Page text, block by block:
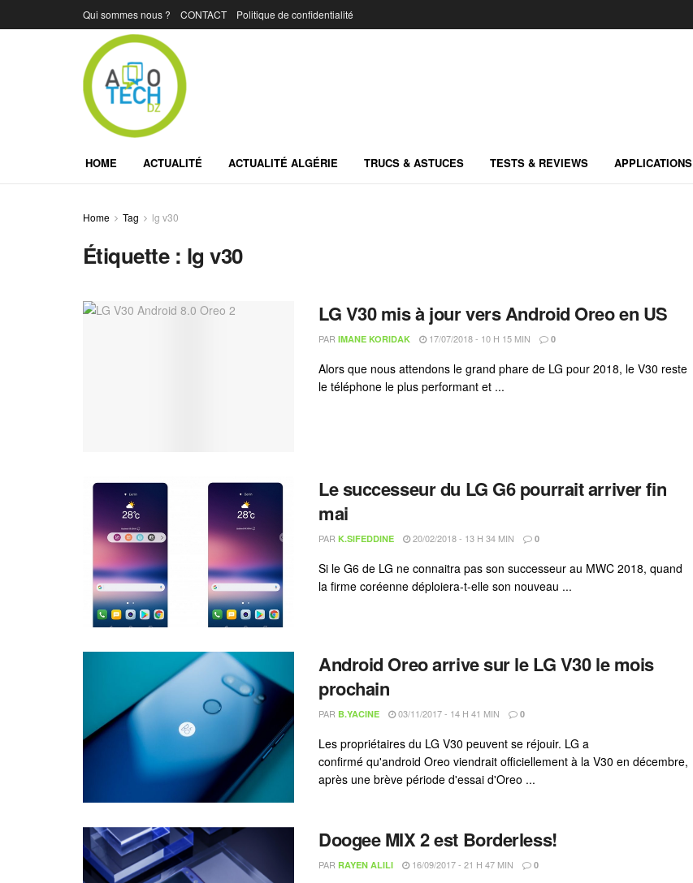
Qui sommes nous ? CONTACT Politique de confidentialité
HOME ACTUALITÉ ACTUALITÉ ALGÉRIE TRUCS & ASTUCES TESTS & REVIEWS APPLICATIONS
Home Tag lg v30
Étiquette : lg v30
LG V30 mis à jour vers Android Oreo en US
PAR IMANE KORIDAK 17/07/2018 - 10 H 15 MIN 0
Alors que nous attendons le grand phare de LG pour 2018, le V30 reste
le téléphone le plus performant et ...
Le successeur du LG G6 pourrait arriver fin
mai
PAR K.SIFEDDINE 20/02/2018 - 13 H 34 MIN 0
Si le G6 de LG ne connaitra pas son successeur au MWC 2018, quand
la firme coréenne déploiera-t-elle son nouveau ...
Android Oreo arrive sur le LG V30 le mois
prochain
PAR B.YACINE 03/11/2017 - 14 H 41 MIN 0
Les propriétaires du LG V30 peuvent se réjouir. LG a
confirmé qu'android Oreo viendrait officiellement à la V30 en décembre,
après une brève période d'essai d'Oreo ...
Doogee MIX 2 est Borderless!
PAR RAYEN ALILI 16/09/2017 - 21 H 47 MIN 0